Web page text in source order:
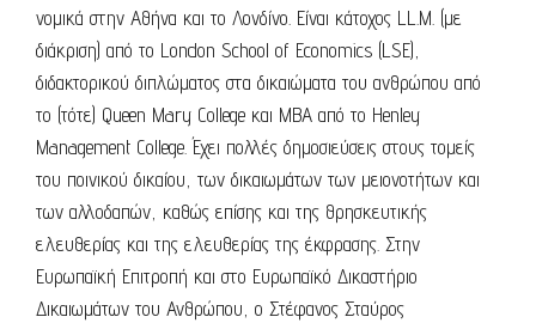
νομικά στην Αθήνα και το Λονδίνο. Είναι κάτοχος LL.M. (με
διάκριση) από το London School of Economics (LSE),
διδακτορικού διπλώματος στα δικαιώματα του ανθρώπου από
το (τότε) Queen Mary College και MBA από το Henley
Management College. Έχει πολλές δημοσιεύσεις στους τομείς
του ποινικού δικαίου, των δικαιωμάτων των μειονοτήτων και
των αλλοδαπών, καθώς επίσης και της θρησκευτικής
ελευθερίας και της ελευθερίας της έκφρασης. Στην
Ευρωπαϊκή Επιτροπή και στο Ευρωπαϊκό Δικαστήριο
Δικαιωμάτων του Ανθρώπου, ο Στέφανος Σταύρος